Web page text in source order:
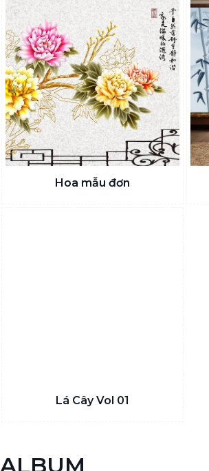
Hoa mẫu đơn
Lá Cây Vol 01
ALBUM